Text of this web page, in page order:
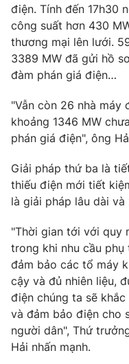
điện. Tính đến 17h30
công suất hơn 430
thương mại lên lưới.
3389 MW đã gửi hồ
đàm phán giá điện…
"Vẫn còn 26 nhà máy
khoảng 1346 MW
phán giá điện", ông
Giải pháp thứ ba là
thiếu điện mới tiết
là giải pháp lâu dài và
"Thời gian tới với quy
trong khi nhu cầu phụ
đảm bảo các tổ máy
cậy và đủ nhiên liệu,
điện chúng ta sẽ
và đảm bảo điện cho
người dân", Thứ
Hải nhấn mạnh.